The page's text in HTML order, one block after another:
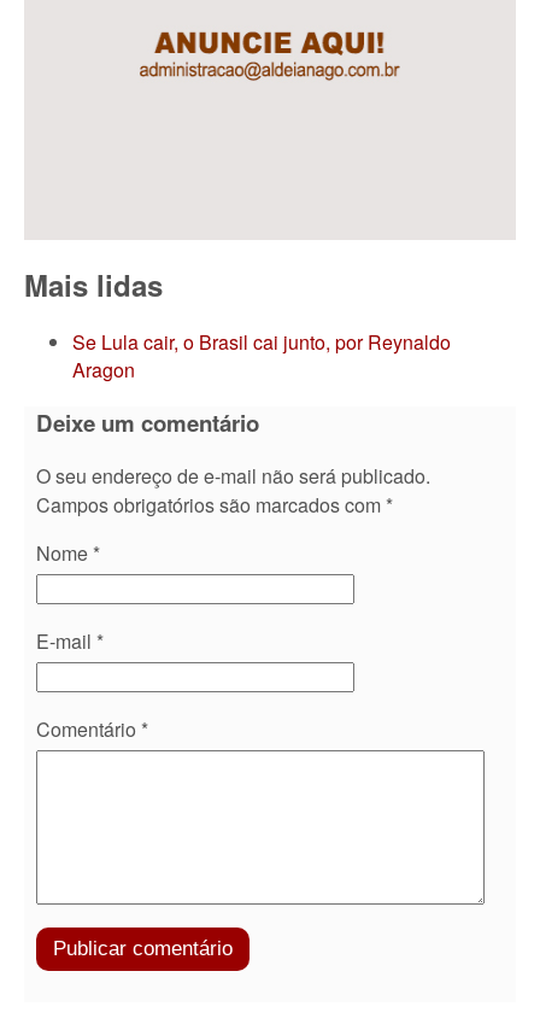
Mais lidas
Se Lula cair, o Brasil cai junto, por Reynaldo
Aragon
Deixe um comentário
O seu endereço de e-mail não será publicado.
Campos obrigatórios são marcados com *
Nome *
E-mail *
Comentário *